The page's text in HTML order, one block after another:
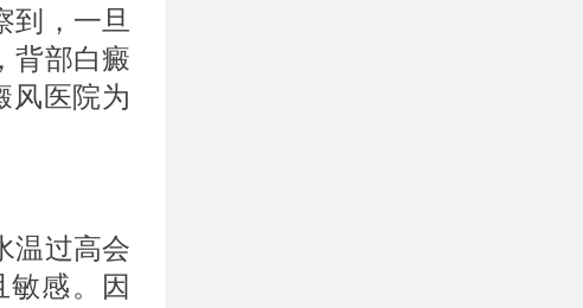
到，一旦
背部白癜
风医院为
过高会
感。因